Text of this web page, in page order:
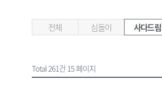
전체 심돌이 사다드림
Total 261건 15 페이지